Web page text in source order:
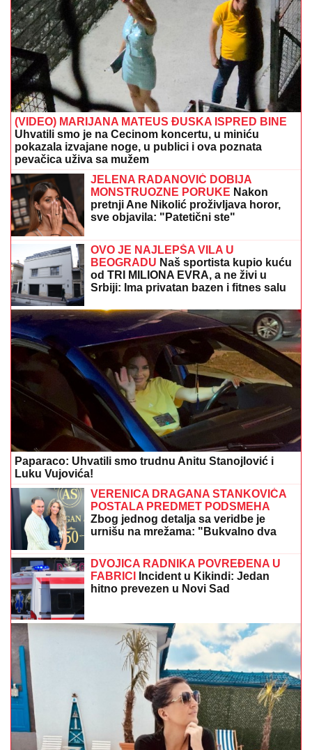
(VIDEO) MARIJANA MATEUS ĐUSKA ISPRED BINE
Uhvatili smo je na Cecinom koncertu, u miniću
pokazala izvajane noge, u publici i ova poznata
pevačica uživa sa mužem
JELENA RADANOVIĆ DOBIJA
MONSTRUOZNE PORUKE Nakon
pretnji Ane Nikolić proživljava horor,
sve objavila: "Patetični ste"
OVO JE NAJLEPŠA VILA U
BEOGRADU Naš sportista kupio kuću
od TRI MILIONA EVRA, a ne živi u
Srbiji: Ima privatan bazen i fitnes salu
Paparaco: Uhvatili smo trudnu Anitu Stanojlović i
Luku Vujovića!
VERENICA DRAGANA STANKOVIĆA
POSTALA PREDMET PODSMEHA
Zbog jednog detalja sa veridbe je
urnišu na mrežama: "Bukvalno dva
DVOJICA RADNIKA POVREĐENA U
FABRICI
Incident u Kikindi: Jedan
hitno prevezen u Novi Sad